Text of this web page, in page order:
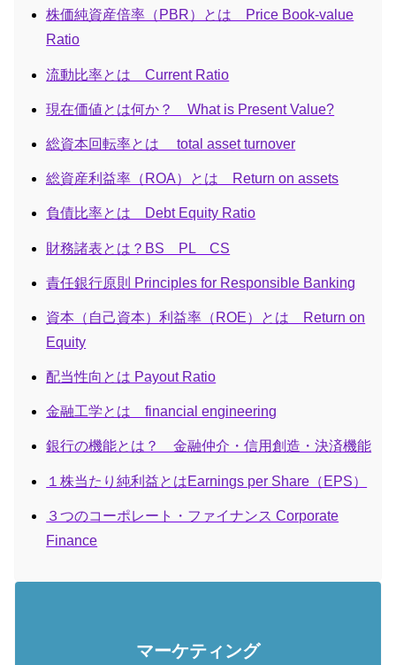
株価純資産倍率（PBR）とは Price Book-value
Ratio
流動比率とは Current Ratio
現在価値とは何か？ What is Present Value?
総資本回転率とは total asset turnover
総資産利益率（ROA）とは Return on assets
負債比率とは Debt Equity Ratio
財務諸表とは？BS PL CS
責任銀行原則 Principles for Responsible Banking
資本（自己資本）利益率（ROE）とは Return on
Equity
配当性向とは Payout Ratio
金融工学とは financial engineering
銀行の機能とは？ 金融仲介・信用創造・決済機能
１株当たり純利益とはEarnings per Share（EPS）
３つのコーポレート・ファイナンス Corporate
Finance
マーケティング